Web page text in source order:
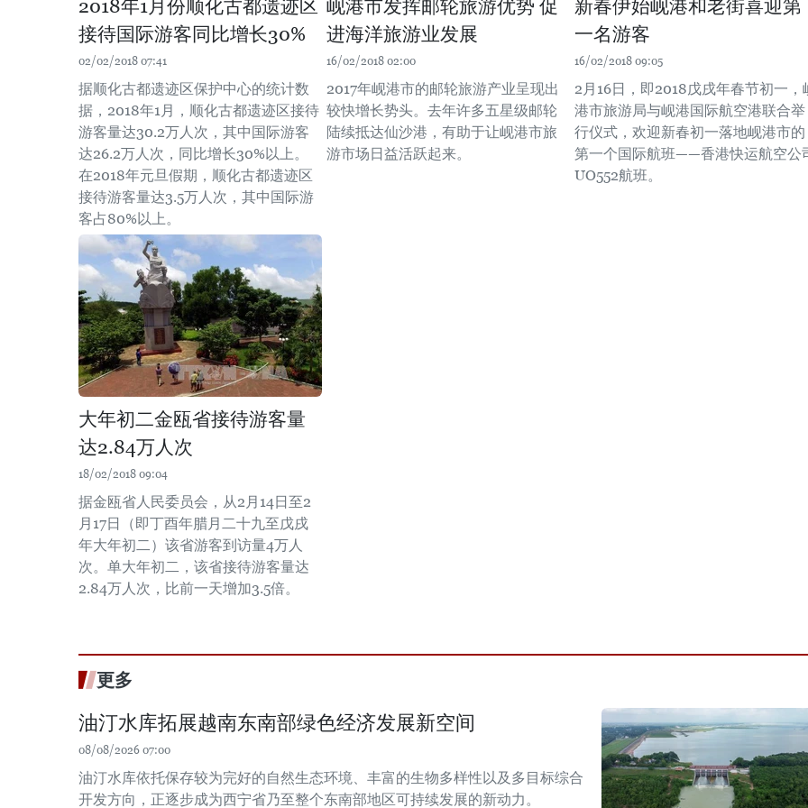
2018年1月份顺化古都遗迹区
接待国际游客同比增长30%
02/02/2018 07:41
据顺化古都遗迹区保护中心的统计数
据，2018年1月，顺化古都遗迹区接待
游客量达30.2万人次，其中国际游客
达26.2万人次，同比增长30%以上。
在2018年元旦假期，顺化古都遗迹区
接待游客量达3.5万人次，其中国际游
客占80%以上。
岘港市发挥邮轮旅游优势 促
进海洋旅游业发展
16/02/2018 02:00
2017年岘港市的邮轮旅游产业呈现出
较快增长势头。去年许多五星级邮轮
陆续抵达仙沙港，有助于让岘港市旅
游市场日益活跃起来。
新春伊始岘港和老街喜迎第
一名游客
16/02/2018 09:05
2月16日，即2018戊戌年春节初一，
港市旅游局与岘港国际航空港联合举
行仪式，欢迎新春初一落地岘港市的
第一个国际航班——香港快运航空公
UO552航班。
大年初二金瓯省接待游客量
达2.84万人次
18/02/2018 09:04
据金瓯省人民委员会，从2月14日至2
月17日（即丁酉年腊月二十九至戊戌
年大年初二）该省游客到访量4万人
次。单大年初二，该省接待游客量达
2.84万人次，比前一天增加3.5倍。
更多
油汀水库拓展越南东南部绿色经济发展新空间
08/08/2026 07:00
油汀水库依托保存较为完好的自然生态环境、丰富的生物多样性以及多目标综合
开发方向，正逐步成为西宁省乃至整个东南部地区可持续发展的新动力。